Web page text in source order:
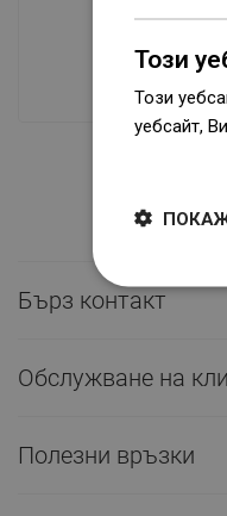
Бърз контакт
Обслужване на
Полезни връзки
Този
Този
уебсайт,